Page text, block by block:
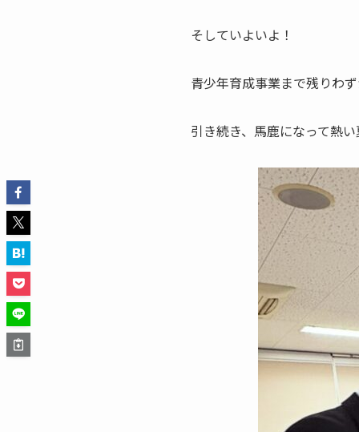
そしていよいよ！
青少年育成事業まで残りわ
引き続き、馬鹿になって熱